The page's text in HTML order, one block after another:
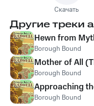
Скачать
Другие треки
Hewn from
Borough Bound
Mother of All
Borough Bound
Approaching
Borough Bound